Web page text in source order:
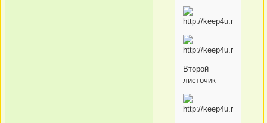
Второй
листочик